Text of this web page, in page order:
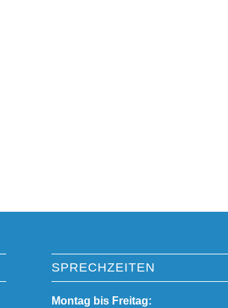
SPRECHZEITEN
Montag bis Freitag: